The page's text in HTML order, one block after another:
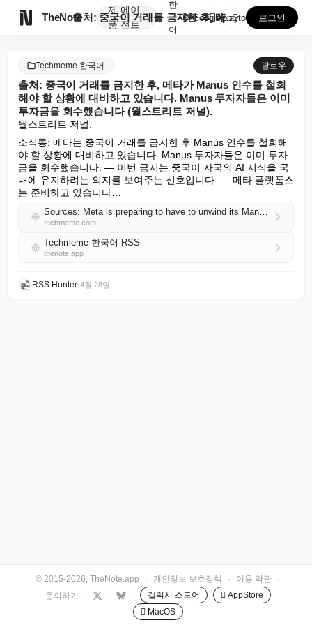
TheNote
제
품
에이
전트
출처: 중국이 거래를 금지한 후, 메타가 Manus 인...
한
국
어
GooglePlay
AppStore 로그인
Techmeme 한국어 팔로우
출처: 중국이 거래를 금지한 후, 메타가 Manus 인수를 철회
해야 할 상황에 대비하고 있습니다. Manus 투자자들은 이미
투자금을 회수했습니다 (월스트리트 저널).
월스트리트 저널:
소식통: 메타는 중국이 거래를 금지한 후 Manus 인수를 철회해
야 할 상황에 대비하고 있습니다. Manus 투자자들은 이미 투자
금을 회수했습니다. — 이번 금지는 중국이 자국의 AI 지식을 국
내에 유지하려는 의지를 보여주는 신호입니다. — 메타 플랫폼스
는 준비하고 있습니다…
Sources: Meta is preparing to have to unwind its Manus acquisition after China banned the transaction; Manus investors have already received their returns (Wall Street Journal)
techmeme.com
Techmeme 한국어 RSS
thenote.app
RSS Hunter•4월 28일
© 2015-2026, TheNote.app · 개인정보 보호정책 · 이용 약관
·
문의하기
· · · 갤럭시 스토어
 AppStore
 MacOS